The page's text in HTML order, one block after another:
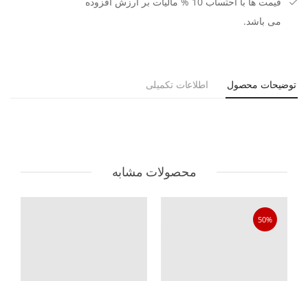
می باشد.
توضیحات محصول اطلاعات تکمیلی
محصولات مشابه
50%